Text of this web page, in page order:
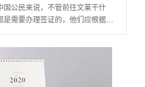
国公民来说，不管前往文莱干什
是需要办理签证的，他们应根据出